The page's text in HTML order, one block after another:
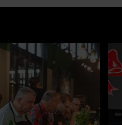
les boutons Suivant et Précédent